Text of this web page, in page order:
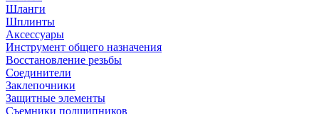
Шланги
Шплинты
Аксессуары
Инструмент общего назначения
Восстановление резьбы
Соединители
Заклепочники
Защитные элементы
Съемники подшипников